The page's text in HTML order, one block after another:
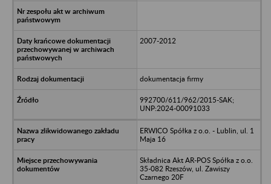
2007-2012
dokumentacja firmy
992700/611/962/2015-SAK;
UNP:2024-00091033
ERWICO Spółka z o.o. - Lublin, ul. 1
Maja 16
Składnica Akt AR-POS Spółka z o.o.
35-082 Rzeszów, ul. Zawiszy
Czarnego 20F